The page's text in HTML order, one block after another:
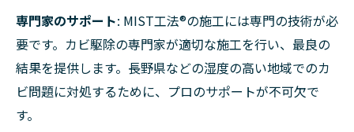
専門家のサポート: MIST工法®の施工には専門の技術が必
要です。カビ駆除の専門家が適切な施工を行い、最良の
結果を提供します。長野県などの湿度の高い地域でのカ
ビ問題に対処するために、プロのサポートが不可欠で
す。